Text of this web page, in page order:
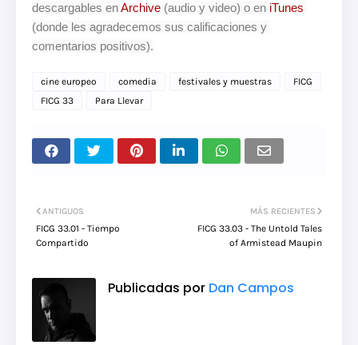
descargables en Archive (audio y video) o en iTunes
(donde les agradecemos sus calificaciones y
comentarios positivos).
cine europeo comedia festivales y muestras
FICG
FICG 33
Para Llevar
MÁS RECIENTES
FICG 33.03 - The Untold Tales
of Armistead Maupin
ANTIGUOS
FICG 33.01 - Tiempo
Compartido
Publicadas por Dan Campos